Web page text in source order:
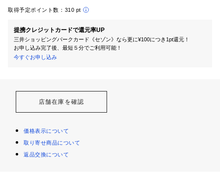
取得予定ポイント数： 310 pt
提携クレジットカードで還元率UP
三井ショッピングパークカード《セゾン》なら更に¥100につき1pt還元！
お申し込み完了後、最短５分でご利用可能！
今すぐお申し込み
店舗在庫を確認
価格表示について
取り寄せ商品について
返品交換について